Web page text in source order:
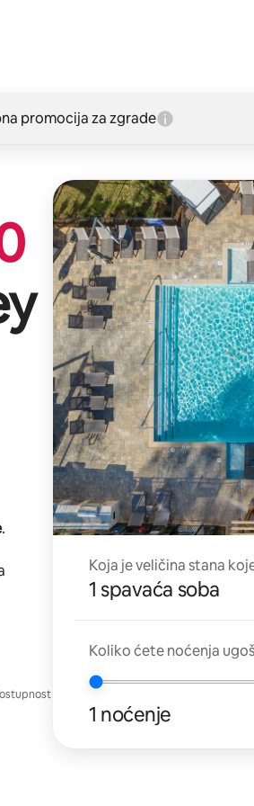
promocija za zgrade
.
Koja je veličina stana
1 spavaća soba
Koliko ćete noćenja
1 noćenje